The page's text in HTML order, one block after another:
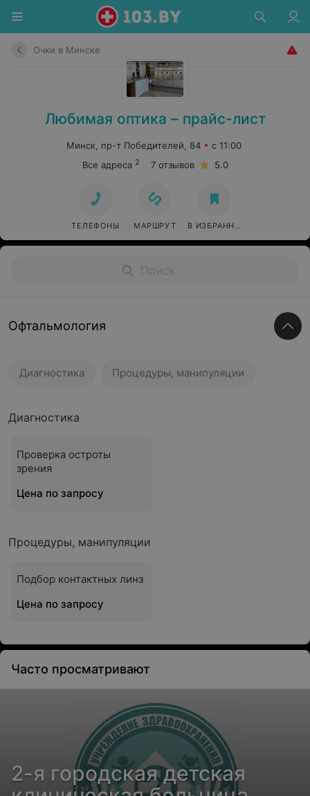
Очки в Минске
Любимая оптика – прайс-лист
Минск, пр-т Победителей, 84
с 11:00
Все адреса 2 7 отзывов 5.0
ТЕЛЕФОНЫ МАРШРУТ В ИЗБРАННОЕ
Офтальмология
Диагностика Процедуры, манипуляции
Диагностика
Проверка остроты
зрения
Цена по запросу
Процедуры, манипуляции
Подбор контактных линз
Цена по запросу
Часто просматривают
2-я городская детская